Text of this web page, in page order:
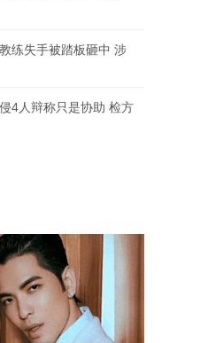
练失手被踏板砸中 涉
4人辩称只是协助 检方